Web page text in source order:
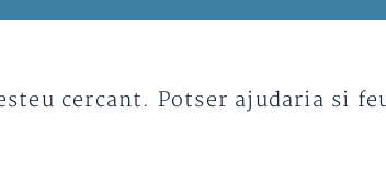
cercant. Potser ajudaria si